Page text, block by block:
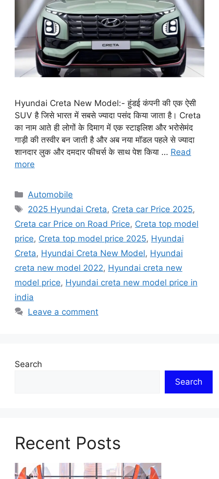
Hyundai Creta New Model:- हुंडई कंपनी की एक ऐसी
SUV है जिसे भारत में सबसे ज्यादा पसंद किया जाता है। Creta
का नाम आते ही लोगों के दिमाग में एक स्टाइलिश और भरोसेमंद
गाड़ी की तस्वीर बन जाती है और अब नया मॉडल पहले से ज्यादा
शानदार लुक और दमदार फीचर्स के साथ पेश किया … Read
more
Categories
Automobile
Tags
2025 Hyundai Creta, Creta car Price 2025,
Creta car Price on Road Price, Creta top model
price, Creta top model price 2025, Hyundai
Creta, Hyundai Creta New Model, Hyundai
creta new model 2022, Hyundai creta new
model price, Hyundai creta new model price in
india
Leave a comment
Search
Search
Recent Posts